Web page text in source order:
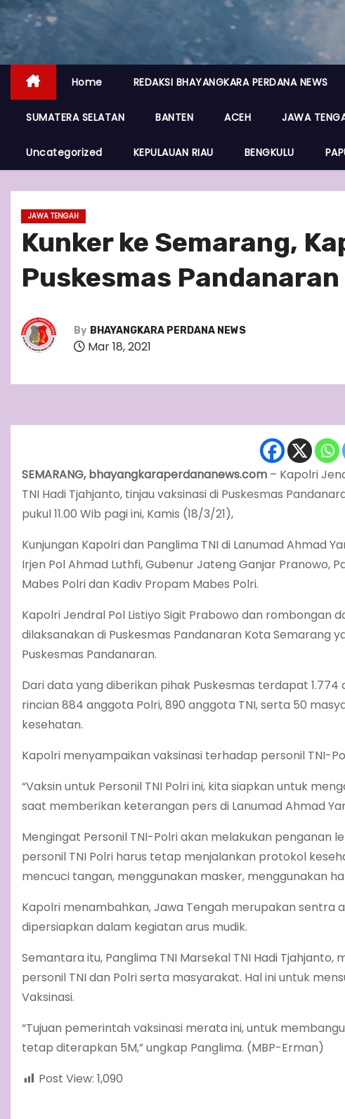
Home REDAKSI BHAYANGKARA PERDANA NEWS
SUMATERA SELATAN BANTEN ACEH JAWA
Uncategorized KEPULAUAN RIAU BENGKULU
JAWA TENGAH
Kunker ke Semarang,
Puskesmas Pandanaran
By BHAYANGKARA PERDANA NEWS
Mar 18, 2021
SEMARANG, bhayangkaraperdananews.com – Kapolri
TNI Hadi Tjahjanto, tinjau vaksinasi di Puskesmas
pukul 11.00 Wib pagi ini, Kamis (18/3/21),
Kunjungan Kapolri dan Panglima TNI di Lanumad Ahmad
Irjen Pol Ahmad Luthfi, Gubenur Jateng Ganjar Pranowo,
Mabes Polri dan Kadiv Propam Mabes Polri.
Kapolri Jendral Pol Listiyo Sigit Prabowo dan rombongan
dilaksanakan di Puskesmas Pandanaran Kota Semarang
Puskesmas Pandanaran.
Dari data yang diberikan pihak Puskesmas terdapat
rincian 884 anggota Polri, 890 anggota TNI, serta 50
kesehatan.
Kapolri menyampaikan vaksinasi terhadap personil TNI-
“Vaksin untuk Personil TNI Polri ini, kita siapkan untuk
saat memberikan keterangan pers di Lanumad Ahmad
Mengingat Personil TNI-Polri akan melakukan penganan
personil TNI Polri harus tetap menjalankan protokol
mencuci tangan, menggunakan masker, menggunakan
Kapolri menambahkan, Jawa Tengah merupakan sentra
dipersiapkan dalam kegiatan arus mudik.
Semantara itu, Panglima TNI Marsekal TNI Hadi
personil TNI dan Polri serta masyarakat. Hal ini untuk
Vaksinasi.
“Tujuan pemerintah vaksinasi merata ini, untuk
tetap diterapkan 5M,” ungkap Panglima. (MBP-Erman)
Post View: 1,090